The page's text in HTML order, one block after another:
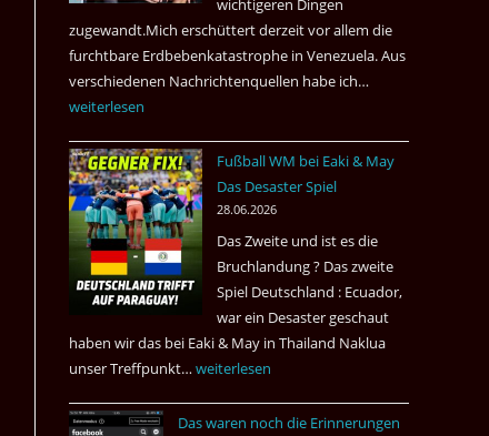
wichtigeren Dingen
zugewandt.Mich erschüttert derzeit vor allem die
furchtbare Erdbebenkatastrophe in Venezuela. Aus
verschiedenen Nachrichtenquellen habe ich…
Venezuela
2026
weiterlesen
Fußball WM bei Eaki & May
Das Desaster Spiel
28.06.2026
Das Zweite und ist es die
Bruchlandung ? Das zweite
Spiel Deutschland : Ecuador,
war ein Desaster geschaut
haben wir das bei Eaki & May in Thailand Naklua
unser Treffpunkt… Fußball
bei
weiterlesen
Das waren noch die Erinnerungen